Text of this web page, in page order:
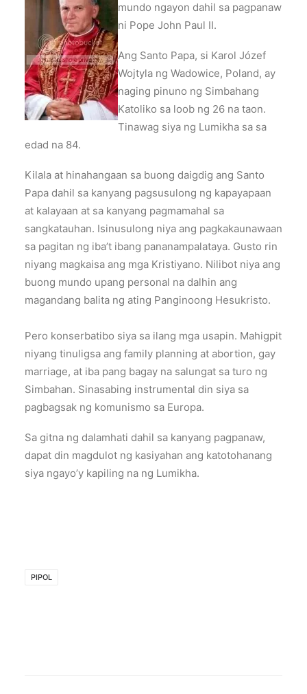
mundo ngayon dahil sa pagpanaw
ni Pope John Paul II.
Ang Santo Papa, si Karol Józef
Wojtyla ng Wadowice, Poland, ay
naging pinuno ng Simbahang
Katoliko sa loob ng 26 na taon.
Tinawag siya ng Lumikha sa sa
edad na 84.
Kilala at hinahangaan sa buong daigdig ang Santo
Papa dahil sa kanyang pagsusulong ng kapayapaan
at kalayaan at sa kanyang pagmamahal sa
sangkatauhan. Isinusulong niya ang pagkakaunawaan
sa pagitan ng iba’t ibang pananampalataya. Gusto rin
niyang magkaisa ang mga Kristiyano. Nilibot niya ang
buong mundo upang personal na dalhin ang
magandang balita ng ating Panginoong Hesukristo.
Pero konserbatibo siya sa ilang mga usapin. Mahigpit
niyang tinuligsa ang family planning at abortion, gay
marriage, at iba pang bagay na salungat sa turo ng
Simbahan. Sinasabing instrumental din siya sa
pagbagsak ng komunismo sa Europa.
Sa gitna ng dalamhati dahil sa kanyang pagpanaw,
dapat din magdulot ng kasiyahan ang katotohanang
siya ngayo’y kapiling na ng Lumikha.
PIPOL